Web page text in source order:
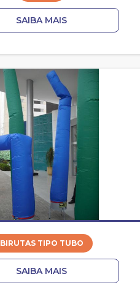
SAIBA MAIS
BIRUTAS TIPO TUBO
SAIBA MAIS